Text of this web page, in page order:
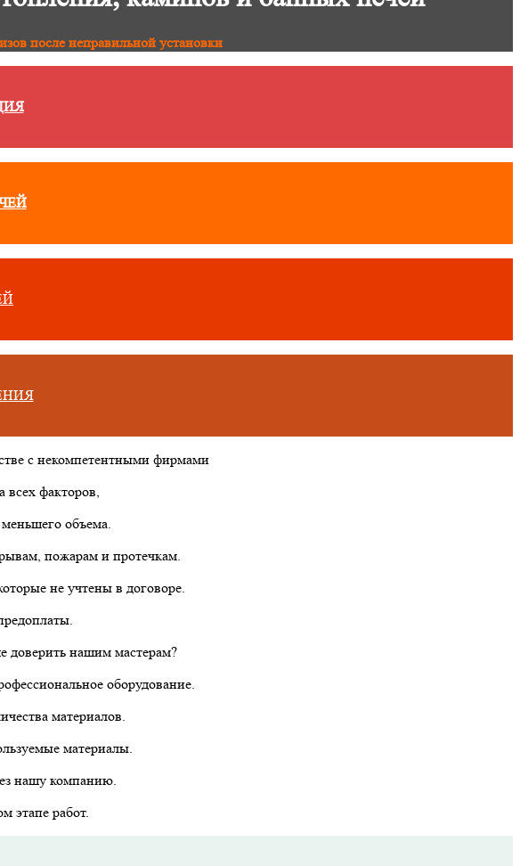
после неправильной установки
с некомпетентными фирмами
всех факторов,
объема.
пожарам и протечкам.
не учтены в договоре.
доверить нашим мастерам?
оборудование.
материалов.
материалы.
нашу компанию.
этапе работ.